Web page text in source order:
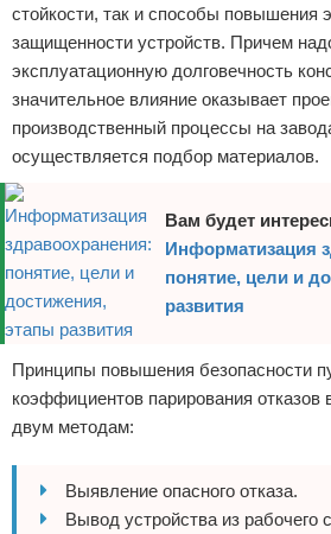
стойкости, так и способы повышения
защищенности устройств. Причем
эксплуатационную долговечность
значительное влияние оказывает
производственный процессы на
осуществляется подбор материалов.
Вам будет
Информатизация
понятие, цели и
развития
Принципы повышения безопасности
коэффициентов парирования отказов
двум методам:
Выявление опасного отказа.
Вывод устройства из рабочего